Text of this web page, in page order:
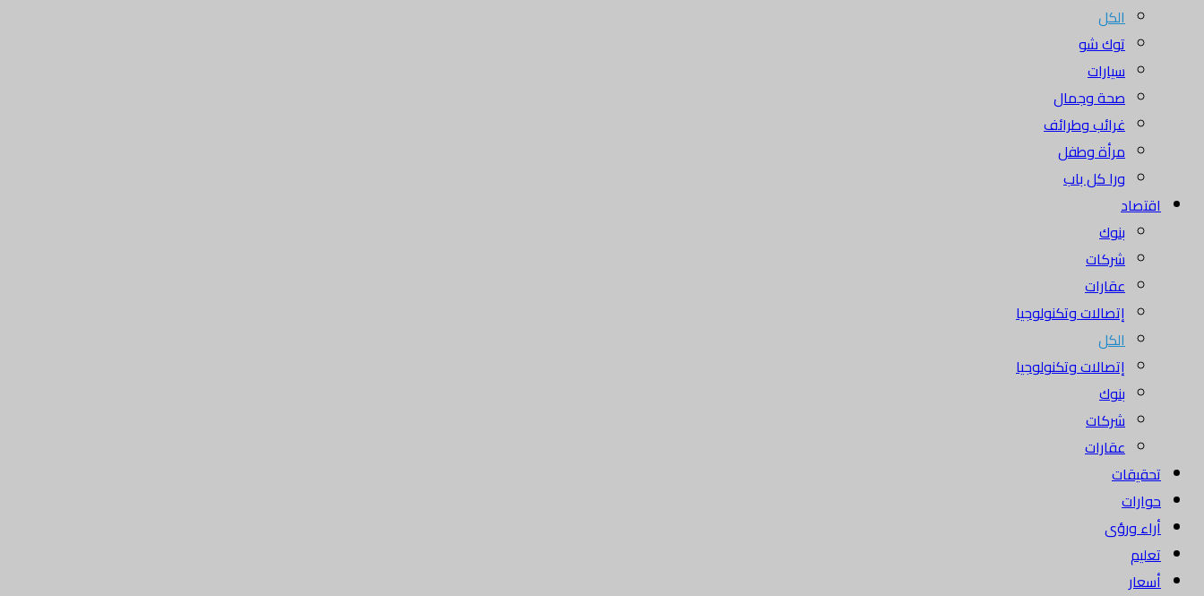
الكل
توك شو
سيارات
صحة وجمال
غرائب وطرائف
مرأة وطفل
ورا كل باب
اقتصاد
بنوك
شركات
عقارات
إتصالات وتكنولوجيا
الكل
إتصالات وتكنولوجيا
بنوك
شركات
عقارات
تحقيقات
حوارات
أراء ورؤى
تعليم
أسعار